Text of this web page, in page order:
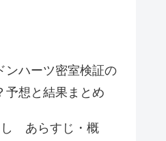
ンハーツ密室検証の
予想と結果まとめ
し あらすじ・概